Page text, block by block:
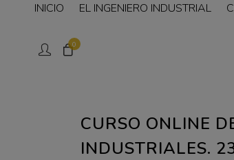
0
INICIO EL INGENIERO INDUSTRIAL
CURSO ONLINE
INDUSTRIALES.